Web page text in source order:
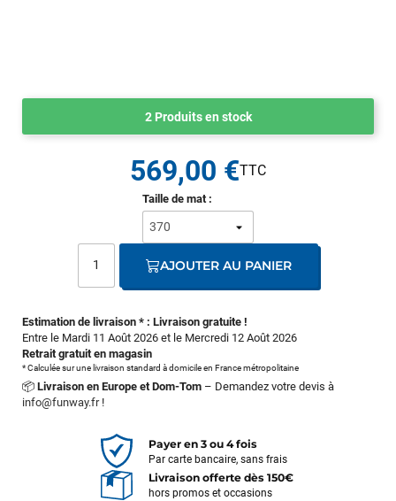
2 Produits en stock
Estimation de livraison * : Livraison gratuite !
Entre le Mardi 11 Août 2026 et le Mercredi 12 Août 2026
Retrait gratuit en magasin
* Calculée sur une livraison standard à domicile en France métropolitaine
📦 Livraison en Europe et Dom-Tom – Demandez votre devis à
info@funway.fr!
Taille de mat :
569,00 €
AJOUTER AU PANIER
Payer en 3 ou 4 fois
Par carte bancaire, sans frais
Livraison offerte dès 150€
hors promos et occasions